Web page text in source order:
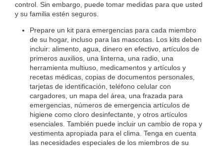
control. Sin embargo, puede tomar medidas para que usted
y su familia estén seguros.
Prepare un kit para emergencias para cada miembro
de su hogar, incluso para las mascotas. Los kits deben
incluir: alimento, agua, dinero en efectivo, artículos de
primeros auxilios, una linterna, una radio, una
herramienta multiuso, medicamentos y artículos y
recetas médicas, copias de documentos personales,
tarjetas de identificación, teléfono celular con
cargadores, un mapa del área, una frazada para
emergencias, números de emergencia artículos de
higiene como cloro desinfectante, y otros artículos
esenciales. También puede incluir un cambio de ropa y
vestimenta apropiada para el clima. Tenga en cuenta
las necesidades especiales de los miembros de su